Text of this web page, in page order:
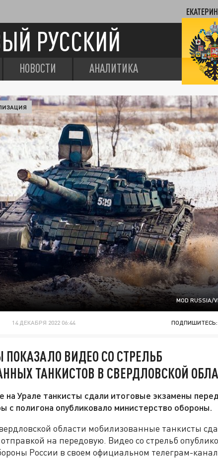
РУССКИЙ
НОВОСТИ АНАЛИТИКА
MOD RUSSIA/
14 ДЕКАБРЯ 2022 06:44 ПОДПИШИТЕСЬ:
ВИДЕО СО СТРЕЛЬБ
ТАНКИСТОВ В СВЕРДЛОВСКОЙ
на Урале танкисты сдали итоговые экзамены
с полигона опубликовало министерство обороны.
области мобилизованные танкисты
на передовую. Видео со стрельб
России в своем официальном телеграм-